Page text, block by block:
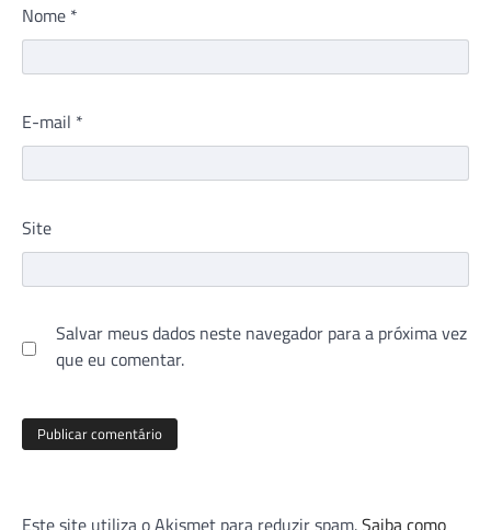
Nome *
E-mail *
Site
Salvar meus dados neste navegador para a próxima vez
que eu comentar.
Este site utiliza o Akismet para reduzir spam.Saiba como